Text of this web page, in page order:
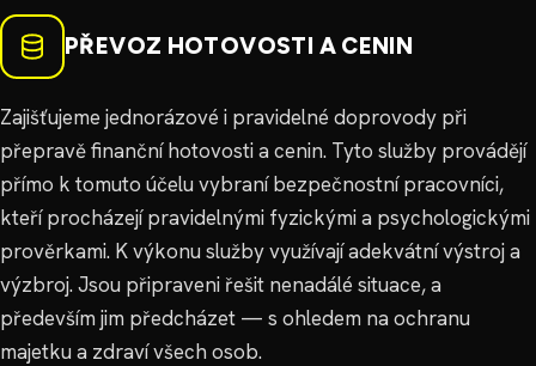
PŘEVOZ HOTOVOSTI A CENIN
Zajišťujeme jednorázové i pravidelné doprovody při
přepravě finanční hotovosti a cenin. Tyto služby provádějí
přímo k tomuto účelu vybraní bezpečnostní pracovníci,
kteří procházejí pravidelnými fyzickými a psychologickými
prověrkami. K výkonu služby využívají adekvátní výstroj a
výzbroj. Jsou připraveni řešit nenadálé situace, a
především jim předcházet — s ohledem na ochranu
majetku a zdraví všech osob.